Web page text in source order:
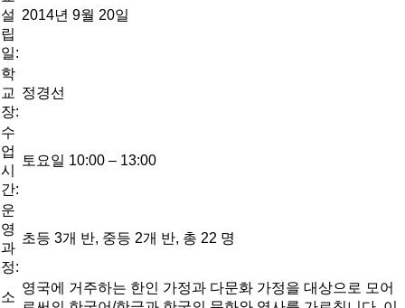
설
립
일:
2014년 9월 20일
학
교
장:
정경선
수
업
시
간:
토요일 10:00 – 13:00
운
영
과
정:
초등 3개 반, 중등 2개 반, 총 22 명
소
영국에 거주하는 한인 가정과 다문화 가정을 대상으로 모어